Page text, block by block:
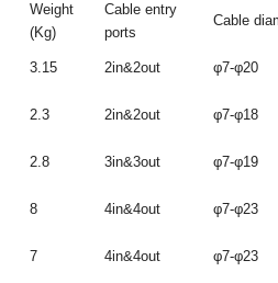
Weight
(Kg)
Cable entry
ports
Cable
3.15 2in&2out φ7-φ20
2.3 2in&2out φ7-φ18
2.8 3in&3out φ7-φ19
8 4in&4out φ7-φ23
7 4in&4out φ7-φ23